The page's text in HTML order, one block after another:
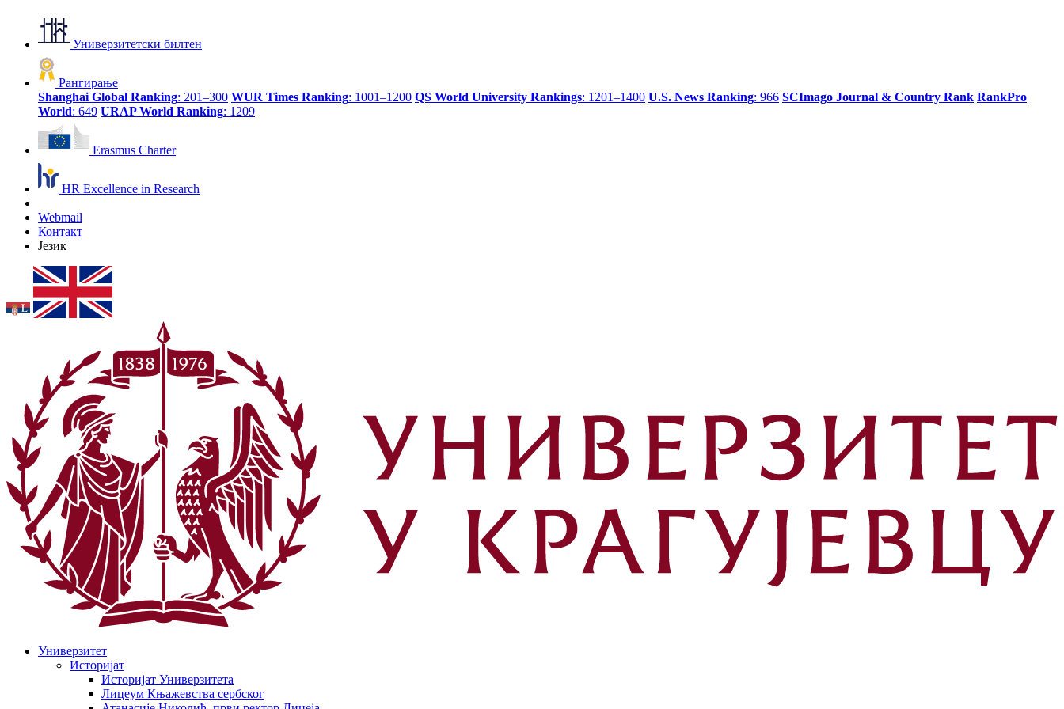
Универзитетски билтен
Рангирање
Shanghai Global Ranking: 201–300 WUR Times Ranking: 1001–1200 QS World University Rankings: 1201–1400 U.S. News Ranking: 966 SCImago Journal & Country Rank RankPro
World: 649 URAP World Ranking: 1209
Erasmus Charter
HR Excellence in Research
Webmail
Контакт
Језик
Универзитет
Историјат
Историјат Универзитета
Лицеум Књажевства сербског